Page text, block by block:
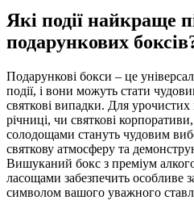
Які події найкраще
подарункових
Подарункові бокси – це
події, і вони можуть стати
святкові випадки. Для урочистих
річниці, чи святкові
солодощами стануть чудовим
святкову атмосферу та
Вишуканий бокс з преміум
ласощами забезпечить особливе
символом вашого уважного